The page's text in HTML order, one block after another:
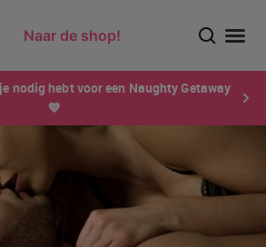
Naar de shop!
nodig hebt voor een Naughty Getaway
💙